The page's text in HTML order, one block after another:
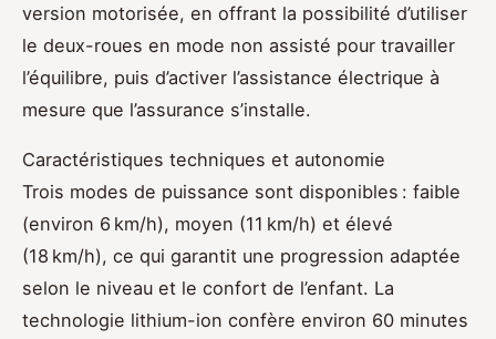
version motorisée, en offrant la possibilité d’utiliser
le deux-roues en mode non assisté pour travailler
l’équilibre, puis d’activer l’assistance électrique à
mesure que l’assurance s’installe.
Caractéristiques techniques et autonomie
Trois modes de puissance sont disponibles : faible
(environ 6 km/h), moyen (11 km/h) et élevé
(18 km/h), ce qui garantit une progression adaptée
selon le niveau et le confort de l’enfant. La
technologie lithium-ion confère environ 60 minutes